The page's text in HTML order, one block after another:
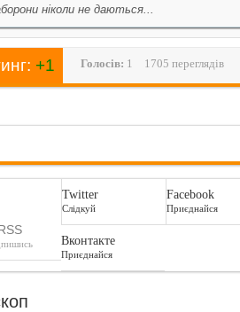
ніколи не даються...
+1 Голосiв: 1 1705 переглядів
Twitter
Слідкуй
Facebook
Приєднайся
Вконтакте
Приєднайся